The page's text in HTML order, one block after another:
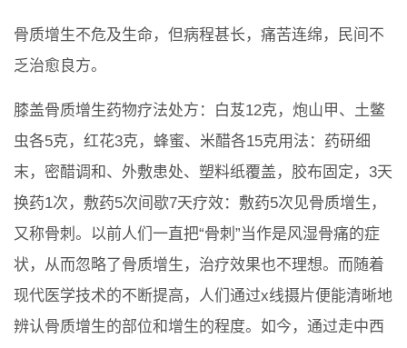
骨质增生不危及生命，但病程甚长，痛苦连绵，民间不
乏治愈良方。
膝盖骨质增生药物疗法处方：白芨12克，炮山甲、土鳖
虫各5克，红花3克，蜂蜜、米醋各15克用法：药研细
末，密醋调和、外敷患处、塑料纸覆盖，胶布固定，3天
换药1次，敷药5次间歇7天疗效：敷药5次见骨质增生，
又称骨刺。以前人们一直把“骨刺”当作是风湿骨痛的症
状，从而忽略了骨质增生，治疗效果也不理想。而随着
现代医学技术的不断提高，人们通过x线摄片便能清晰地
辨认骨质增生的部位和增生的程度。如今，通过走中西